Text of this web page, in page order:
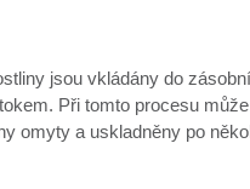
jsou vkládány do
Při tomto procesu
omyty a uskladněny po